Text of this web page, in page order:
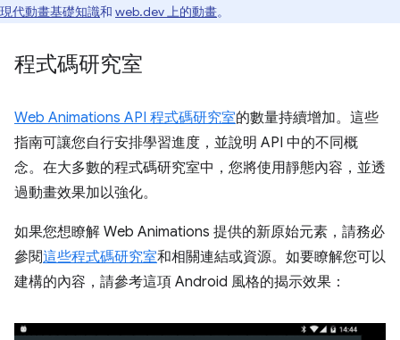
現代動畫基礎知識和 web.dev 上的動畫。
程式碼研究室
Web Animations API 程式碼研究室的數量持續增加。這些
指南可讓您自行安排學習進度，並說明 API 中的不同概
念。在大多數的程式碼研究室中，您將使用靜態內容，並透
過動畫效果加以強化。
如果您想瞭解 Web Animations 提供的新原始元素，請務必
參閱這些程式碼研究室和相關連結或資源。如要瞭解您可以
建構的內容，請參考這項 Android 風格的揭示效果：